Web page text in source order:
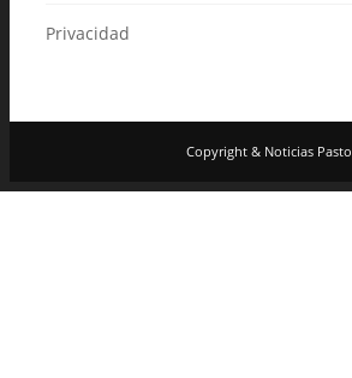
Privacidad
Copyright & Noticias Pasto